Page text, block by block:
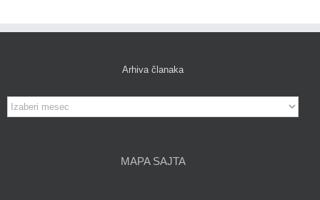
Arhiva članaka
Arhiva
članaka
MAPA SAJTA